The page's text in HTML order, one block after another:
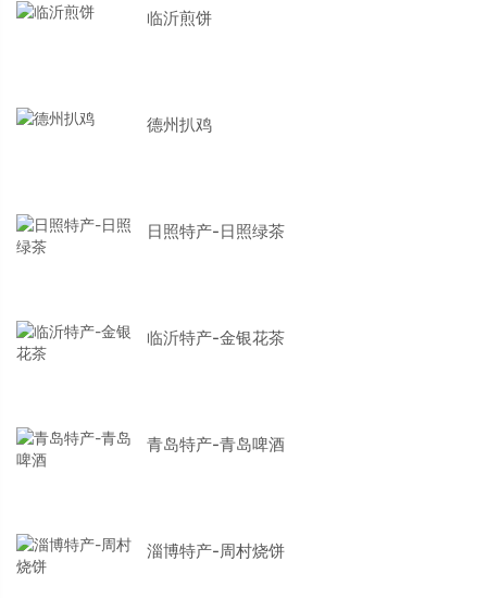
临沂煎饼
德州扒鸡
日照特产-日照绿茶
临沂特产-金银花茶
青岛特产-青岛啤酒
淄博特产-周村烧饼